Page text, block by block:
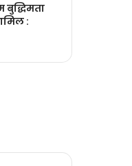
बुद्धिमता
: